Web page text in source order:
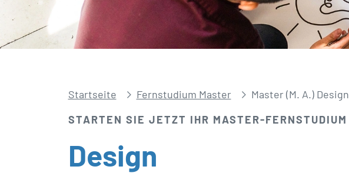
Startseite Fernstudium Master
Master (M. A.) Design
STARTEN SIE JETZT IHR MASTER-FERNSTUDIUM
Design